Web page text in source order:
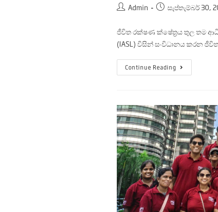
Admin සැප්තැම්බර් 30,
ජීවිත රක්ෂණ ක්ෂේත්‍රය තුල තම
(IASL) විසින් සංවිධානය කරන
Continue Reading